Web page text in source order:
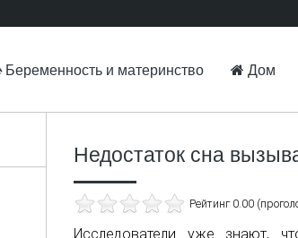
Беременность и материнство Дом
Недостаток сна
Рейтинг 0.00
Исследователи уже знают,